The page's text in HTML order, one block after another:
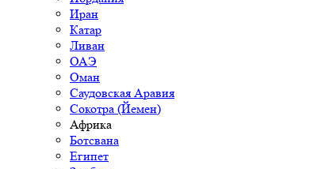
Иран
Катар
Ливан
ОАЭ
Оман
Саудовская Аравия
Сокотра (Йемен)
Африка
Ботсвана
Египет